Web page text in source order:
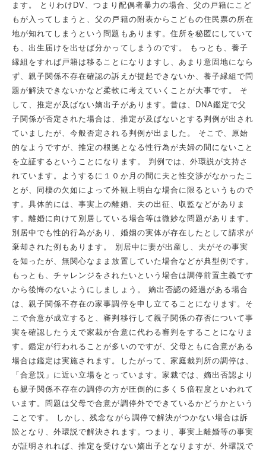
ます。 とりわけDV、つまり配偶者暴力の場合、父の戸籍にこど
もが入ってしまうと、父の戸籍の附表からこどもの住民票の所在
地が知れてしまうという問題もあります。住所を秘匿にしていて
も、出生届けを出せば分かってしまうのです。 もっとも、養子
縁組をすれば戸籍は移ることになりますし、あまり意固地になら
ず、親子関係不存在確認の訴えが提起できないか、養子縁組で問
題が解決できないかなど柔軟に考えていくことが大事です。 そ
して、推定が及ばない嫡出子があります。昔は、DNA鑑定で父
子関係が否定された場合は、推定が及ばないとする判例が出され
ていましたが、今般否定される判例が出ました。 そこで、原始
的なようですが、推定の根拠となる性行為が夫婦の間にないこと
を立証するということになります。 判例では、外環説が支持さ
れています。ようするに１０か月の間に夫と性交渉がなかったこ
とが、同棲の欠如によって外観上明白な場合に限るというもので
す。具体的には、事実上の離婚、夫の出征、収監などがありま
す。離婚に向けて別居している場合等は微妙な問題があります。
別居中でも性的行為があり、婚姻の実体が存在したとして請求が
棄却された例もあります。 別居中に妻が出産し、夫がその事実
を知ったが、無関心なまま放置していた場合などが典型例です。
もっとも、チャレンジをされたいという場合は調停前置主義です
から後悔のないようにしましょう。 嫡出否認の経過がある場合
は、親子関係不存在の家事調停を申し立てることになります。そ
こで合意が成立すると、審判移行して親子関係の存否について事
実を確認したうえで家裁が合意に代わる審判をすることになりま
す。鑑定が行われることが多いのですが、父母ともに合意がある
場合は鑑定は実施されます。したがって、家庭裁判所の調停は、
「合意説」に近い立場をとっています。家裁では、嫡出否認より
も親子関係不存在の調停の方が圧倒的に多く５倍程度といわれて
います。問題は父母で合意が調停外でできているかどうかという
ことです。 しかし、残念ながら調停で解決がつかない場合は訴
訟となり、外環説で解決されます。つまり、事実上離婚等の事実
が証明されれば、推定を受けない嫡出子となりますが、外環説で